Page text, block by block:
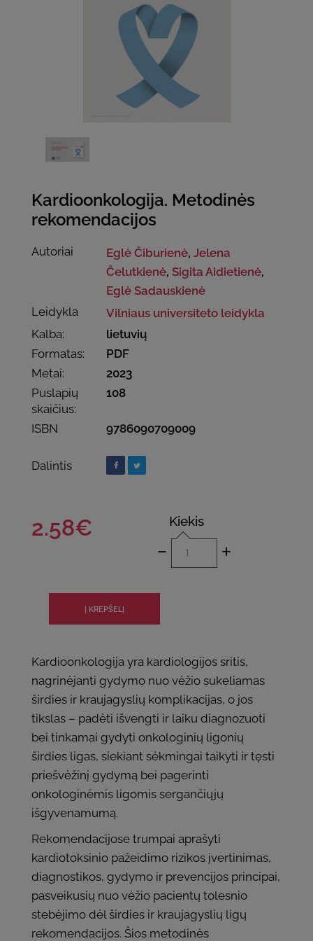
Kardioonkologija. Metodinės
rekomendacijos
Autoriai Eglė Čiburienė,Jelena
Čelutkienė,Sigita Aidietienė,
Eglė Sadauskienė
Leidykla
Vilniaus universiteto leidykla
Kalba:
lietuvių
Formatas:
PDF
Metai:
2023
Puslapių
skaičius:
108
ISBN 9786090709009
Dalintis
2.58€ Kiekis
- +
Kardioonkologija yra kardiologijos sritis,
nagrinėjanti gydymo nuo vėžio sukeliamas
širdies ir kraujagyslių komplikacijas, o jos
tikslas – padėti išvengti ir laiku diagnozuoti
bei tinkamai gydyti onkologinių ligonių
širdies ligas, siekiant sėkmingai taikyti ir tęsti
priešvėžinį gydymą bei pagerinti
onkologinėmis ligomis sergančiųjų
išgyvenamumą.
Rekomendacijose trumpai aprašyti
kardiotoksinio pažeidimo rizikos įvertinimas,
diagnostikos, gydymo ir prevencijos principai,
pasveikusių nuo vėžio pacientų tolesnio
stebėjimo dėl širdies ir kraujagyslių ligų
rekomendacijos. Šios metodinės